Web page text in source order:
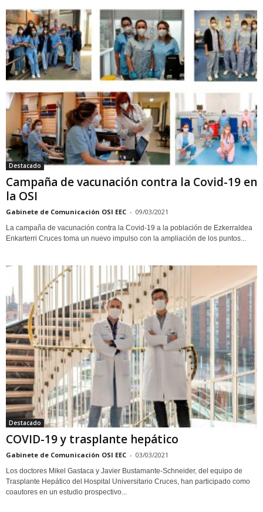
Destacado
Campaña de vacunación contra la Covid-19 en
la OSI
Gabinete de Comunicación OSI EEC - 09/03/2021
La campaña de vacunación contra la Covid-19 a la población de Ezkerraldea
Enkarterri Cruces toma un nuevo impulso con la ampliación de los puntos...
Destacado
COVID-19 y trasplante hepático
Gabinete de Comunicación OSI EEC - 03/03/2021
Los doctores Mikel Gastaca y Javier Bustamante-Schneider, del equipo de
Trasplante Hepático del Hospital Universitario Cruces, han participado como
coautores en un estudio prospectivo...